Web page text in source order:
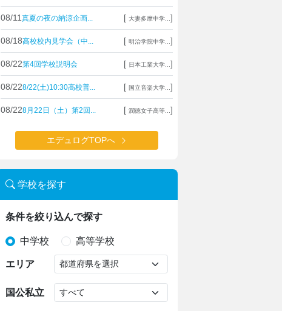
08/11 真夏の夜の納涼企画... [ 大妻多摩中学... ]
08/18高校校内見学会（中... [ 明治学院中学... ]
08/22第4回学校説明会 [ 日本工業大学... ]
08/228/22(土)10:30高校普... [ 国立音楽大学... ]
08/228月22日（土）第2回... [ 潤徳女子高等... ]
エデュログTOPへ
学校を探す
条件を絞り込んで探す
中学校 高等学校
エリア
国公私立